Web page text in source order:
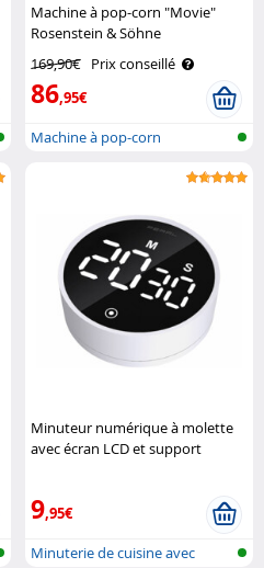
Machine à pop-corn "Movie"
Rosenstein & Söhne
169,90€ Prix conseillé
86,95€
Machine à pop-corn
Minuteur numérique à molette
avec écran LCD et support
9,95€
Minuterie de cuisine avec